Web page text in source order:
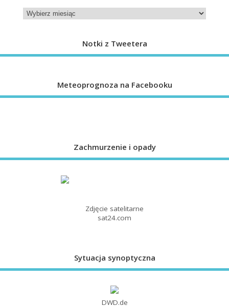
Notki z Tweetera
Meteoprognoza na Facebooku
Zachmurzenie i opady
Zdjęcie satelitarne
sat24.com
Sytuacja synoptyczna
DWD.de